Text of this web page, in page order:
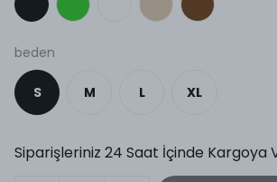
beden
S M L XL
Siparişleriniz 24 Saat İçinde Kargoya